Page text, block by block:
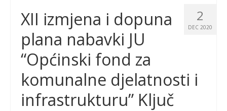
2
DEC 2020
XII izmjena i dopuna
plana nabavki JU
“Općinski fond za
komunalne djelatnosti i
infrastrukturu” Ključ